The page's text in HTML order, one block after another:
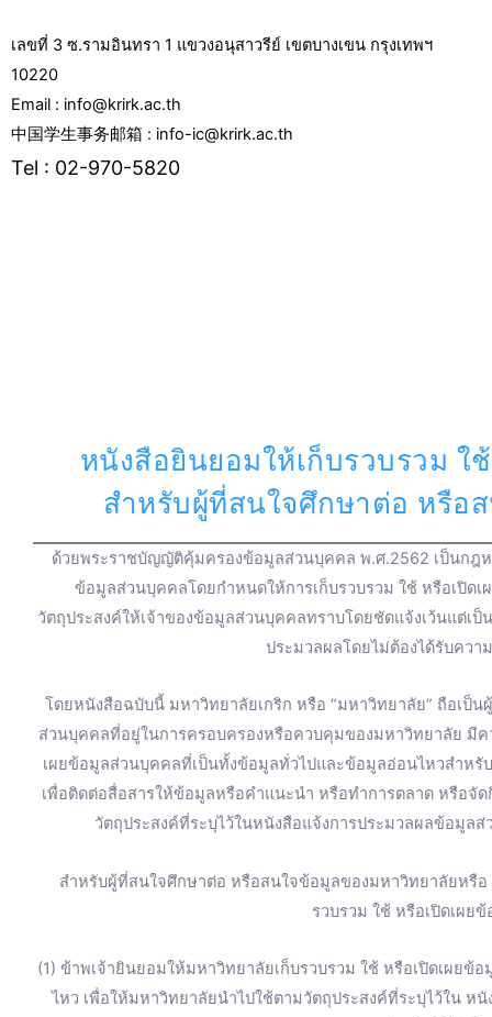
เลขที่ 3 ซ.รามอินทรา 1 แขวงอนุสาวรีย์ เขตบางเขน กรุงเทพฯ
10220
Email : info@krirk.ac.th
中国学生事务邮箱 : info-ic@krirk.ac.th
Tel : 02-970-5820
o
o
k
u
b
e
a
g
r
a
m
t
e
r
o
k
หนังสือยินยอมให้เก็บรวบรวม ใ
สำหรับผู้ที่สนใจศึกษาต่อ หรือ
ด้วยพระราชบัญญัติคุ้มครองข้อมูลส่วนบุคคล พ.ศ.2562 เป็นกฎ
ข้อมูลส่วนบุคคลโดยกำหนดให้การเก็บรวบรวม ใช้ หรือเปิ
วัตถุประสงค์ให้เจ้าของข้อมูลส่วนบุคคลทราบโดยชัดแจ้งเว้นแต่
ประมวลผลโดยไม่ต้องได้รับคว
โดยหนังสือฉบับนี้ มหาวิทยาลัยเกริก หรือ “มหาวิทยาลัย” ถือเ
ส่วนบุคคลที่อยู่ในการครอบครองหรือควบคุมของมหาวิทยาลัย มี
เผยข้อมูลส่วนบุคคลที่เป็นทั้งข้อมูลทั่วไปและข้อมูลอ่อนไหวสำห
เพื่อติดต่อสื่อสารให้ข้อมูลหรือคำแนะนำ หรือทำการตลาด หรือจั
วัตถุประสงค์ที่ระบุไว้ในหนังสือแจ้งการประมวลผลข้อมูล
สำหรับผู้ที่สนใจศึกษาต่อ หรือสนใจข้อมูลของมหาวิทยาลัยหรื
รวบรวม ใช้ หรือเปิดเผย
(1) ข้าพเจ้ายินยอมให้มหาวิทยาลัยเก็บรวบรวม ใช้ หรือเปิดเผย
ไหว เพื่อให้มหาวิทยาลัยนำไปใช้ตามวัตถุประสงค์ที่ระบุไว้ใน